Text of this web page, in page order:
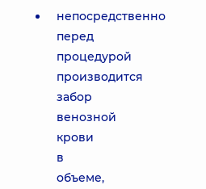
непосредственно
перед
процедурой
производится
забор
венозной
крови
в
объеме,